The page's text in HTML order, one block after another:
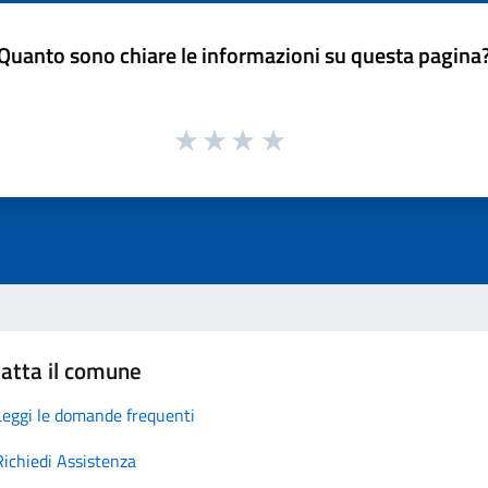
sono chiare le informazioni su questa
il comune
le domande frequenti
Assistenza